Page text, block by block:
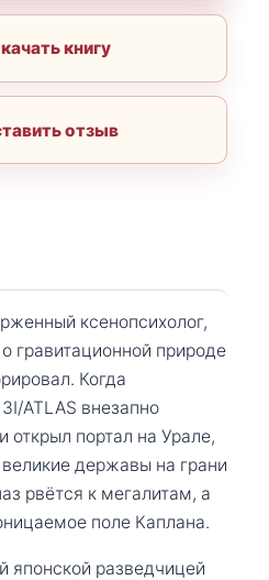
книгу
отзыв
ксенопсихолог,
гравитационной природе
Когда
ATLAS внезапно
открыл портал на Урале,
великие державы на грани
рвётся к мегалитам, а
поле Каплана.
японской разведчицей